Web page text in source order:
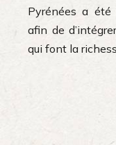
Pyrénées a été
afin de
qui font la